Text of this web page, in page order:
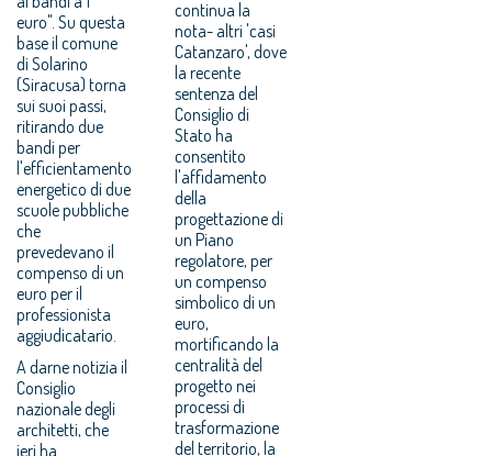
euro". Su questa
base il comune
di Solarino
(Siracusa) torna
sui suoi passi,
ritirando due
bandi per
l'efficientamento
energetico di due
scuole pubbliche
che
prevedevano il
compenso di un
euro per il
professionista
aggiudicatario.
A darne notizia il
Consiglio
nazionale degli
architetti, che
ieri ha
continua la
nota- altri 'casi
Catanzaro', dove
la recente
sentenza del
Consiglio di
Stato ha
consentito
l'affidamento
della
progettazione di
un Piano
regolatore, per
un compenso
simbolico di un
euro,
mortificando la
centralità del
progetto nei
processi di
trasformazione
del territorio, la